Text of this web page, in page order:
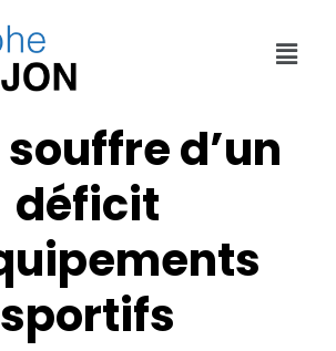
LYON
d’un
déficit
sportifs